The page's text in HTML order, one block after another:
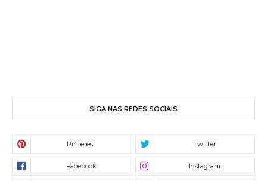
SIGA NAS REDES SOCIAIS